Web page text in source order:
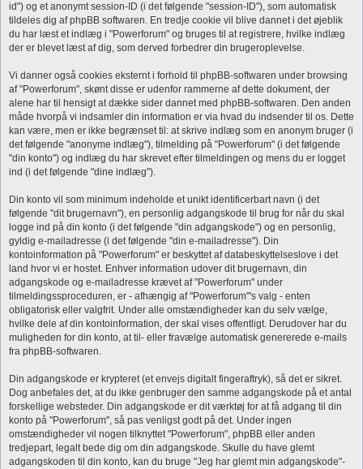
id") og et anonymt session-ID (i det følgende "session-ID"), som automatisk
tildeles dig af phpBB softwaren. En tredje cookie vil blive dannet i det øjeblik
du har læst et indlæg i "Powerforum" og bruges til at registrere, hvilke indlæg
der er blevet læst af dig, som derved forbedrer din brugeroplevelse.
Vi danner også cookies eksternt i forhold til phpBB-softwaren under browsing
af "Powerforum", skønt disse er udenfor rammerne af dette dokument, der
alene har til hensigt at dække sider dannet med phpBB-softwaren. Den anden
måde hvorpå vi indsamler din information er via hvad du indsender til os. Dette
kan være, men er ikke begrænset til: at skrive indlæg som en anonym bruger (i
det følgende "anonyme indlæg"), tilmelding på "Powerforum" (i det følgende
"din konto") og indlæg du har skrevet efter tilmeldingen og mens du er logget
ind (i det følgende "dine indlæg").
Din konto vil som minimum indeholde et unikt identificerbart navn (i det
følgende "dit brugernavn"), en personlig adgangskode til brug for når du skal
logge ind på din konto (i det følgende "din adgangskode") og en personlig,
gyldig e-mailadresse (i det følgende "din e-mailadresse"). Din
kontoinformation på "Powerforum" er beskyttet af databeskyttelseslove i det
land hvor vi er hostet. Enhver information udover dit brugernavn, din
adgangskode og e-mailadresse krævet af "Powerforum" under
tilmeldingssproceduren, er - afhængig af "Powerforum"'s valg - enten
obligatorisk eller valgfrit. Under alle omstændigheder kan du selv vælge,
hvilke dele af din kontoinformation, der skal vises offentligt. Derudover har du
muligheden for din konto, at til- eller fravælge automatisk genererede e-mails
fra phpBB-softwaren.
Din adgangskode er krypteret (et envejs digitalt fingeraftryk), så det er sikret.
Dog anbefales det, at du ikke genbruger den samme adgangskode på et antal
forskellige websteder. Din adgangskode er dit værktøj for at få adgang til din
konto på "Powerforum", så pas venligst godt på det. Under ingen
omstændigheder vil nogen tilknyttet "Powerforum", phpBB eller anden
tredjepart, legalt bede dig om din adgangskode. Skulle du have glemt
adgangskoden til din konto, kan du bruge "Jeg har glemt min adgangskode"-